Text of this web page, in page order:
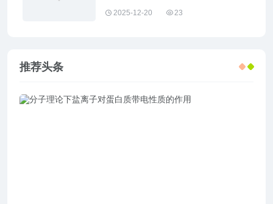
降甘髹指什么生肖，经典成语释
2025-12-20 23
推荐头条